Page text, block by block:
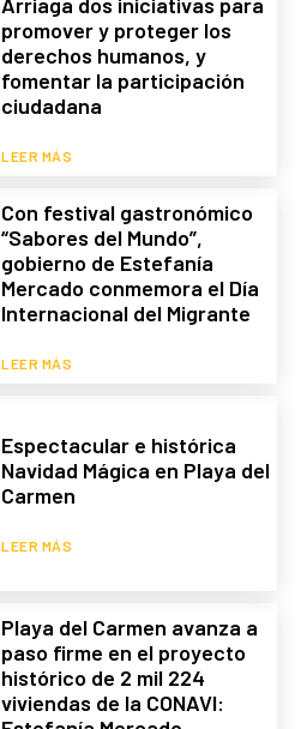
promover y proteger los
derechos humanos, y
fomentar la participación
ciudadana
LEER MÁS
Con festival gastronómico
“Sabores del Mundo”,
gobierno de Estefanía
Mercado conmemora el Día
Internacional del Migrante
LEER MÁS
Espectacular e histórica
Navidad Mágica en Playa del
Carmen
LEER MÁS
Playa del Carmen avanza a
paso firme en el proyecto
histórico de 2 mil 224
viviendas de la CONAVI: